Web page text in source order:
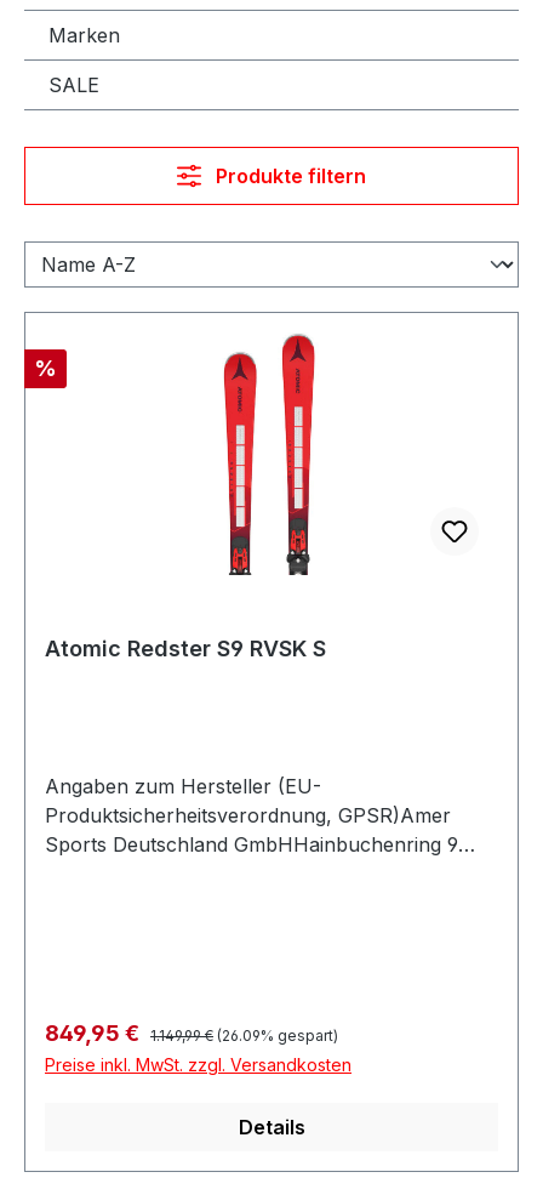
Marken
SALE
Produkte filtern
Rabatt
%
Atomic Redster S9 RVSK S
Angaben zum Hersteller (EU-
Produktsicherheitsverordnung, GPSR)Amer
Sports Deutschland GmbHHainbuchenring 9
Verkaufspreis:
849,95 € Regulärer Preis:
1.149,99 € (26.09% gespart)
Preise inkl. MwSt. zzgl. Versandkosten
Details